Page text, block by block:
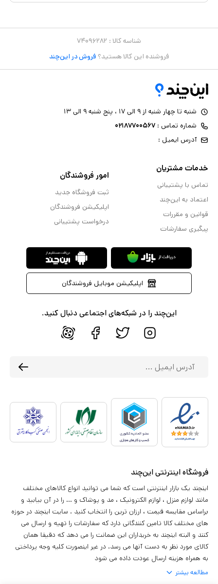
شناسه کالا : ۷۴۰۹۶۲۸۲
فروشنده این کالا هستید؟ فروش در این‌چند
شنبه تا چهار شنبه از ۹ الی ۱۷ ، پنج شنبه ۹ الی ۱۳
شماره تماس : ۰۲۱۸۷۷۰۰۵۶۷
آدرس ایمیل :
خدمات مشتریان
تماس با پشتیبانی
اعتماد به این‌چند
قوانین و مقررات
پیگیری سفارشات
امور فروشندگان
ثبت فروشگاه جدید
اپلیکیشن فروشندگان
درخواست پشتیبانی
اپلیکیشن موبایل فروشندگان
این‌چند را در شبکه‌های اجتماعی دنبال کنید.
فروشگاه اینترنتی این‌چند
اینچند یک بازار اینترنتی است که شما می توانید انواع کالاهای مختلف
مانند لوازم منزل ، لوازم الکترونیک ، مد و پوشاک و ... را در آن بیابید و
براساس مقایسه قیمت ، ارزان ترین را انتخاب کنید . سایت اینچند در حوزه
های مختلف کالا تامین کنندگانی دارد که سفارشات را تهیه و ارسال می
کنند و البته اینچند به خریداران این ضمانت را می دهد که دقیقا همان
کالای مورد نظر به دست آنها می رسد. در غیر اینصورت کلیه وجه پرداختی
به همراه هزینه ارسال عودت داده می شود
مطالعه بیشتر